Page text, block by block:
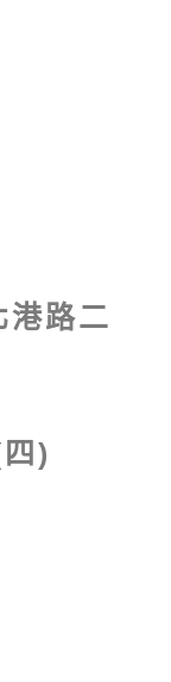
港路二
)